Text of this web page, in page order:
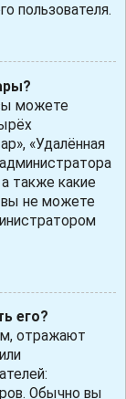
пользователя.
можете
«Удалённая
также какие
вы не можете
его?
отражают
Обычно вы